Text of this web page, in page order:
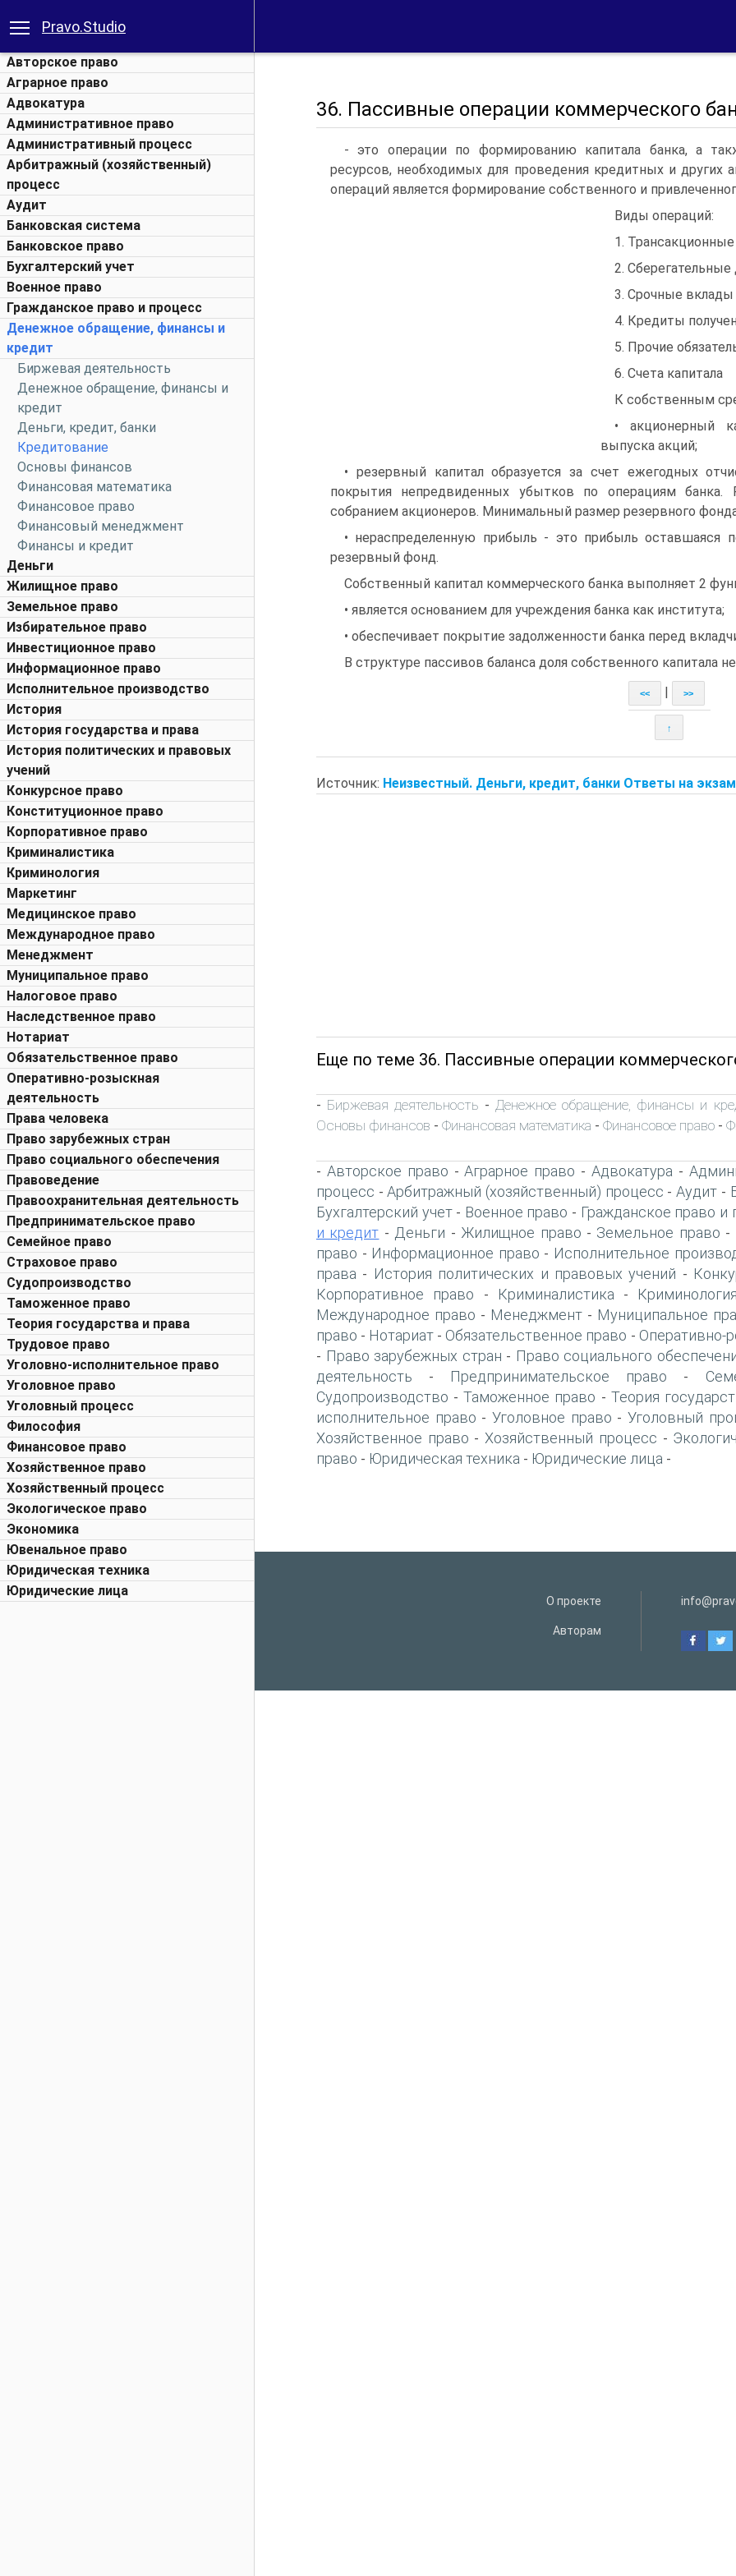
Pravo.Studio
Авторское право
Аграрное право
Адвокатура
Административное право
Административный процесс
Арбитражный (хозяйственный)
процесс
Аудит
Банковская система
Банковское право
Бухгалтерский учет
Военное право
Гражданское право и процесс
Денежное обращение, финансы и
кредит
Биржевая деятельность
Денежное обращение, финансы и
кредит
Деньги, кредит, банки
Кредитование
Основы финансов
Финансовая математика
Финансовое право
Финансовый менеджмент
Финансы и кредит
Деньги
Жилищное право
Земельное право
Избирательное право
Инвестиционное право
Информационное право
Исполнительное производство
История
История государства и права
История политических и правовых
учений
Конкурсное право
Конституционное право
Корпоративное право
Криминалистика
Криминология
Маркетинг
Медицинское право
Международное право
Менеджмент
Муниципальное право
Налоговое право
Наследственное право
Нотариат
Обязательственное право
Оперативно-розыскная
деятельность
Права человека
Право зарубежных стран
Право социального обеспечения
Правоведение
Правоохранительная деятельность
Предпринимательское право
Семейное право
Страховое право
Судопроизводство
Таможенное право
Теория государства и права
Трудовое право
Уголовно-исполнительное право
Уголовное право
Уголовный процесс
Философия
Финансовое право
Хозяйственное право
Хозяйственный процесс
Экологическое право
Экономика
Ювенальное право
Юридическая техника
Юридические лица
36. Пассивные операции коммерческого
- это операции по формированию капитала банка, а
ресурсов, необходимых для проведения кредитных и других
операций является формирование собственного и
Виды операций:
1.
2.
3. Срочные вклады
4. Кредиты
5. Прочие
6. Счета капитала
К собственным
• акционерный
выпуска акций;
• резервный капитал образуется за счет ежегодных
покрытия непредвиденных убытков по операциям банка.
собранием акционеров. Минимальный размер резервного
• нераспределенную прибыль - это прибыль оставшаяся
резервный фонд.
Собственный капитал коммерческого банка выполняет 2
• является основанием для учреждения банка как института;
• обеспечивает покрытие задолженности банка перед
В структуре пассивов баланса доля собственного капитала
<< >>
↑
Источник: Неизвестный. Деньги, кредит, банки Ответы на
Еще по теме 36. Пассивные операции
- Биржевая деятельность - Денежное обращение, финансы и
Основы финансов - Финансовая математика - Финансовое право -
- Авторское право -Аграрное право - Адвокатура -
процесс -Арбитражный (хозяйственный) процесс -Аудит -
Бухгалтерский учет- Военное право - Гражданское право и
и кредит - Деньги - Жилищное право - Земельное право -
право - Информационное право - Исполнительное
права - История политических и правовых учений -
Корпоративное право - Криминалистика - Криминология
Международное право - Менеджмент - Муниципальное
право - Нотариат - Обязательственное право - Оперативно-
- Право зарубежных стран - Право социального
деятельность - Предпринимательское право -
Судопроизводство -Таможенное право - Теория
исполнительное право -Уголовное право -Уголовный
Хозяйственное право - Хозяйственный процесс -
право - Юридическая техника - Юридические лица -
О проекте
Авторам